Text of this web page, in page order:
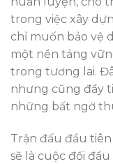
trong việc xây
chỉ muốn bảo vệ
một nền tảng
trong tương lai.
nhưng cũng đầy
những bất ngờ
Trận đấu đầu
sẽ là cuộc đối